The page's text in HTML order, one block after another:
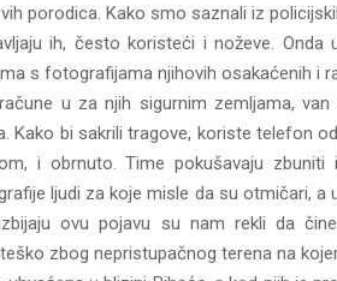
porodica. Kako smo saznali iz
ih, često koristeći i noževe. Onda
s fotografijama njihovih osakaćenih i
u za njih sigurnim zemljama, van
Kako bi sakrili tragove, koriste telefon
i obrnuto. Time pokušavaju zbuniti
ljudi za koje misle da su otmičari, a
ovu pojavu su nam rekli da
zbog nepristupačnog terena na